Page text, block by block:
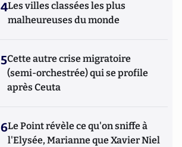
4Les villes classées les plus
malheureuses du monde
5Cette autre crise migratoire
(semi-orchestrée) qui se profile
après Ceuta
6Le Point révèle ce qu'on sniffe à
l'Elysée, Marianne que Xavier Niel